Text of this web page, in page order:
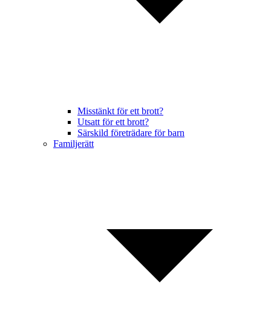
Misstänkt för ett brott?
Utsatt för ett brott?
Särskild företrädare för barn
Familjerätt